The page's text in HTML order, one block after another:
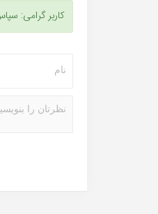
کاربر گرامی: